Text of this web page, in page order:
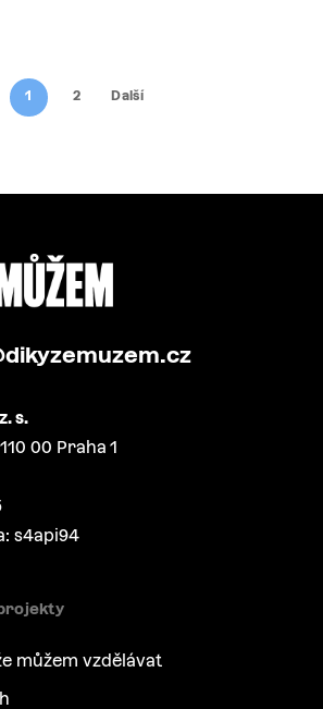
1 2 Další
s.
00 Praha 1
s4api94
můžem vzdělávat